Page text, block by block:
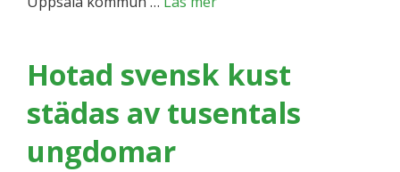
Hotad svensk kust
städas av tusentals
ungdomar